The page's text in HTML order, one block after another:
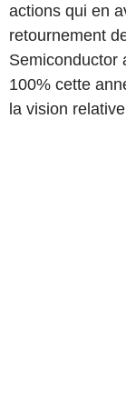
actions qui en
retournement
Semiconductor
100% cette
la vision